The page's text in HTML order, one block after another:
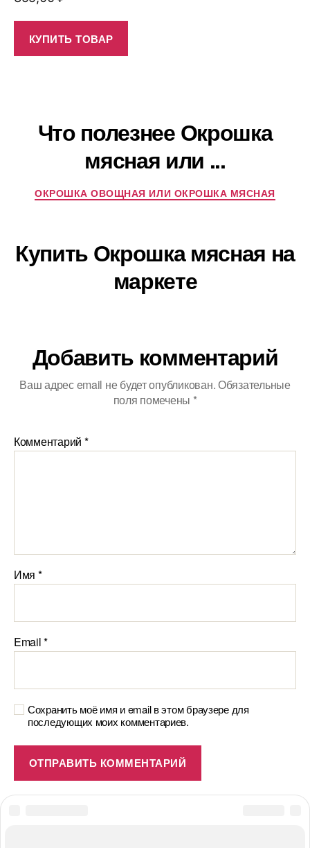
КУПИТЬ ТОВАР
Что полезнее Окрошка
мясная или ...
ОКРОШКА ОВОЩНАЯ ИЛИ ОКРОШКА МЯСНАЯ
Купить Окрошка мясная на
маркете
Добавить комментарий
Ваш адрес email не будет опубликован.Обязательные
поля помечены *
Комментарий *
Имя *
Email*
Сохранить моё имя и email в этом браузере для
последующих моих комментариев.